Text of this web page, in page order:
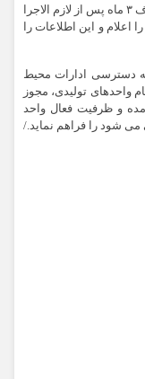
د- سازمان حفاظت محیط زیست مکلف است ظرف ۳ ماه پس از لازم الاجرا
و این اطلاعات را
دسترسی ادارات محیط
واحدهای تولیدی، مجوز
و ظرفیت فعال واحد
۳ ماه به روزرسانی می شود را فراهم نماید./